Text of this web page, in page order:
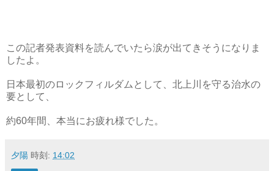
この記者発表資料を読んでいたら涙が出てきそうになりま
したよ。
日本最初のロックフィルダムとして、北上川を守る治水の
要として、
約60年間、本当にお疲れ様でした。
夕陽 時刻: 14:02